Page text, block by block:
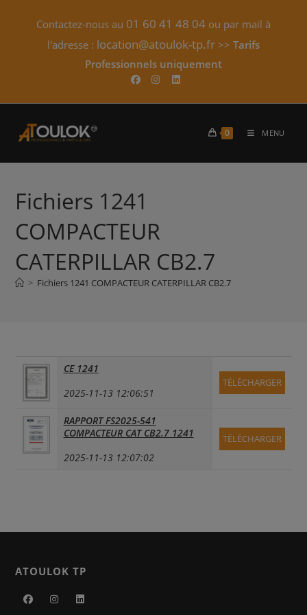
Contactez-nous au 01 60 41 48 04 ou par mail à
l'adresse : location@atoulok-tp.fr >> Tarifs
Professionnels uniquement​
0 MENU
Fichiers 1241
COMPACTEUR
CATERPILLAR CB2.7
> Fichiers 1241 COMPACTEUR CATERPILLAR CB2.7
CE 1241
2025-11-13 12:06:51
TÉLÉCHARGER
RAPPORT FS2025-541
COMPACTEUR CAT CB2.7 1241
2025-11-13 12:07:02
TÉLÉCHARGER
ATOULOK TP